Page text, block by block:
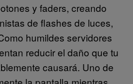
y faders, creando
de flashes de luces,
humildes servidores
reducir el daño que tu
causará. Uno de